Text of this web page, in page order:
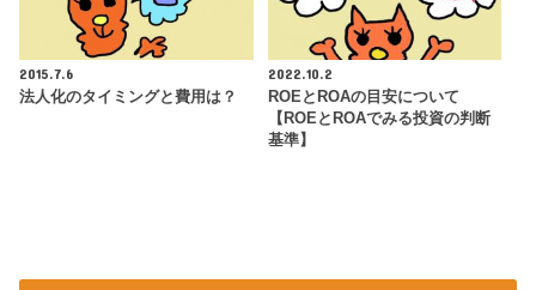
2015.7.6
法人化のタイミングと費用は？
2022.10.2
ROEとROAの目安について
【ROEとROAでみる投資の判断
基準】